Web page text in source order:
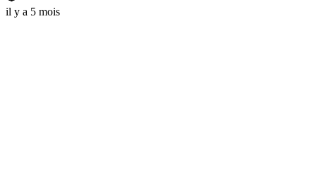
il y a 5 mois